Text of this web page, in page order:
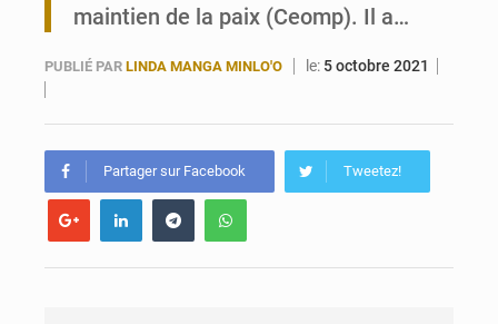
maintien de la paix (Ceomp). Il a…
PUBLIÉ PAR LINDA MANGA MINLO'O le: 5 octobre 2021
Partager sur Facebook Tweetez!